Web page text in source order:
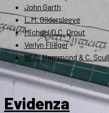
John Garth
L.M. Gildersleeve
Michael D.C. Drout
Verlyn Flieger
W. G. Hammond & C. Scull
Evidenza